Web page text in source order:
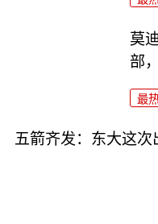
莫
部
最
五箭齐发：东大这